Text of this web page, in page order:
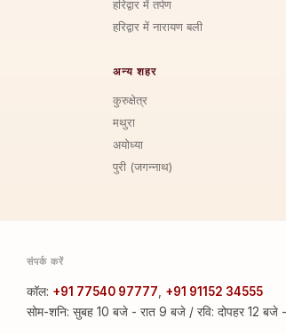
हरिद्वार में तर्पण
हरिद्वार में नारायण बली
अन्य शहर
कुरुक्षेत्र
मथुरा
अयोध्या
पुरी (जगन्नाथ)
संपर्क करें
कॉल: +91 77540 97777
+91 91152 34555
सोम-शनि: सुबह 10 बजे - रात 9 बजे / रवि: दोपहर 12 बजे